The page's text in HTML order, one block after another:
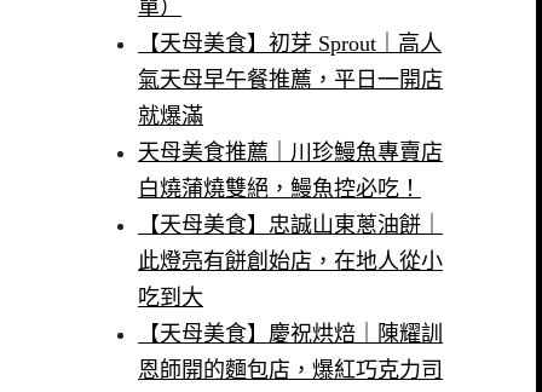
單）
【天母美食】初芽 Sprout｜高人
氣天母早午餐推薦，平日一開店
就爆滿
天母美食推薦｜川珍鰻魚專賣店
白燒蒲燒雙絕，鰻魚控必吃！
【天母美食】忠誠山東蔥油餅｜
此燈亮有餅創始店，在地人從小
吃到大
【天母美食】慶祝烘焙｜陳耀訓
恩師開的麵包店，爆紅巧克力司